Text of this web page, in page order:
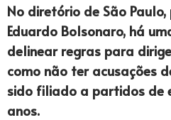
No diretório de São
Eduardo Bolsonaro, há
delinear regras para
como não ter acusações
sido filiado a partidos de
anos.